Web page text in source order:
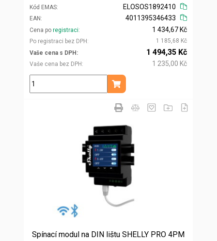
Kód EMAS
EAN
ELOSOS1892410
4011395346433
Cena po registraci
Po registraci bez DPH
1 434,67 Kč
1 185,68 Kč
Vaše cena s DPH
Vaše cena bez DPH
1 494,35 Kč
1 235,00 Kč
ks
Přidat do košíku
Spínací modul na DIN lištu SHELLY PRO 4PM